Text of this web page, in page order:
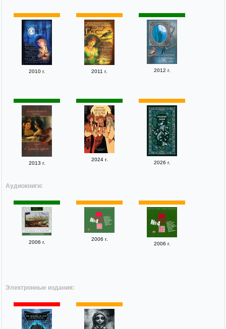
2010 г. 2011 г. 2012 г.
2013 г.
2024 г.
2026 г.
Аудиокниги:
2006 г.
2006 г.
2006 г.
Электронные издания: